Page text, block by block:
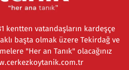
kentten vatandaşların kardeşçe
başta olmak üzere Tekirdağ ve
"Her an Tanık" olacağınız